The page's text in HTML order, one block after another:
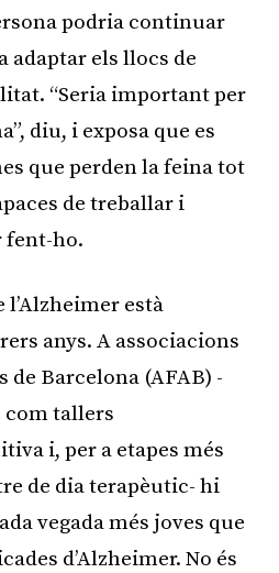
podria continuar
adaptar els llocs de
“Seria important per
diu, i exposa que es
que perden la feina tot
de treballar i
ho.
l’Alzheimer està
anys. A associacions
de Barcelona (AFAB) -
com tallers
i, per a etapes més
de dia terapèutic- hi
vegada més joves que
d’Alzheimer. No és